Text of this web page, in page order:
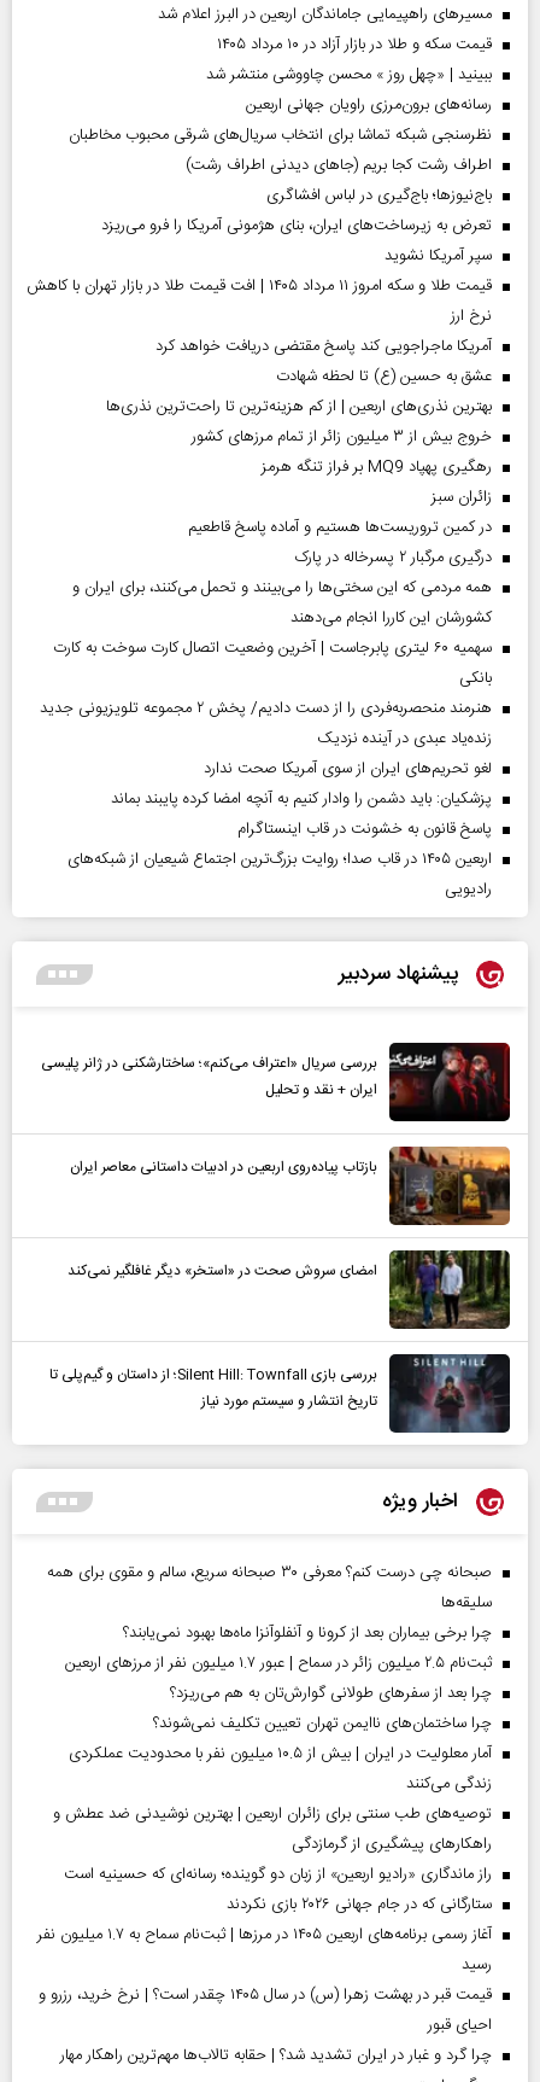
مسیر‌های راهپیمایی جاماندگان اربعین در البرز اعلام شد
قیمت سکه و طلا در بازار آزاد در ۱۰ مرداد ۱۴۰۵
ببینید | «چهل روز » محسن چاووشی منتشر شد
رسانه‌های برون‌مرزی راویان جهانی اربعین
نظرسنجی شبکه تماشا برای انتخاب سریال‌های شرقی محبوب مخاطبان
اطراف رشت کجا بریم (جاهای دیدنی اطراف رشت)
باج‌نیوزها؛ باج‌گیری در لباس افشاگری
تعرض به زیرساخت‌های ایران، بنای هژمونی آمریکا را فرو می‌ریزد
سپر آمریکا نشوید
قیمت طلا و سکه امروز ۱۱ مرداد ۱۴۰۵ | افت قیمت طلا در بازار تهران با کاهش
نرخ ارز
آمریکا ماجراجویی کند پاسخ مقتضی دریافت خواهد کرد
عشق به حسین (ع) تا لحظه شهادت
بهترین نذری‌های اربعین | از کم هزینه‌ترین تا راحت‌ترین نذری‌ها
خروج بیش از ۳ میلیون زائر از تمام مرز‌های کشور
رهگیری پهپاد MQ9 بر فراز تنگه هرمز
‌زائران سبز
در کمین تروریست‌ها هستیم و آماده پاسخ قاطعیم
درگیری مرگبار ۲ پسرخاله در پارک
همه مردمی که این سختی‌ها را می‌بینند و تحمل می‌کنند، برای ایران و
کشورشان این کاررا انجام می‌دهند
سهمیه ۶۰ لیتری پابرجاست | آخرین وضعیت اتصال کارت سوخت به کارت
بانکی
هنرمند منحصر‌به‌فردی را از دست دادیم/ پخش ۲ مجموعه تلویزیونی جدید
زنده‌یاد عبدی در آینده نزدیک
لغو تحریم‌های ایران از سوی آمریکا صحت ندارد
پزشکیان: باید دشمن را وادار کنیم به آنچه امضا کرده پایبند بماند
پاسخ قانون به خشونت در قاب اینستاگرام
اربعین ۱۴۰۵ در قاب صدا؛ روایت بزرگ‌ترین اجتماع شیعیان از شبکه‌های
رادیویی
پیشنهاد سردبیر
بررسی سریال «اعتراف می‌کنم»؛ ساختارشکنی در ژانر پلیسی
ایران + نقد و تحلیل
بازتاب پیاده‌روی اربعین در ادبیات داستانی معاصر ایران
امضای سروش صحت در «استخر» دیگر غافلگیر نمی‌کند
بررسی بازی Silent Hill: Townfall؛ از داستان و گیم‌پلی تا
تاریخ انتشار و سیستم مورد نیاز
اخبار ویژه
صبحانه چی درست کنم؟ معرفی ۳۰ صبحانه سریع، سالم و مقوی برای همه
سلیقه‌ها
چرا برخی بیماران بعد از کرونا و آنفلوآنزا ماه‌ها بهبود نمی‌یابند؟
ثبت‌نام ۲.۵ میلیون زائر در سماح | عبور ۱.۷ میلیون نفر از مرز‌های اربعین
چرا بعد از سفرهای طولانی گوارش‌تان به هم می‌ریزد؟
چرا ساختمان‌های ناایمن تهران تعیین تکلیف نمی‌شوند؟
آمار معلولیت در ایران | بیش از ۱۰.۵ میلیون نفر با محدودیت عملکردی
زندگی می‌کنند
توصیه‌های طب سنتی برای زائران اربعین | بهترین نوشیدنی ضد عطش و
راهکارهای پیشگیری از گرمازدگی
راز ماندگاری «رادیو اربعین» از زبان دو گوینده؛ رسانه‌ای که حسینیه است
ستارگانی که در جام جهانی ۲۰۲۶ بازی نکردند
آغاز رسمی برنامه‌های اربعین ۱۴۰۵ در مرز‌ها | ثبت‌نام سماح به ۱.۷ میلیون نفر
رسید
قیمت قبر در بهشت زهرا (س) در سال ۱۴۰۵ چقدر است؟ | نرخ خرید، رزرو و
احیای قبور
چرا گرد و غبار در ایران تشدید شد؟ | حقابه تالاب‌ها مهم‌ترین راهکار مهار